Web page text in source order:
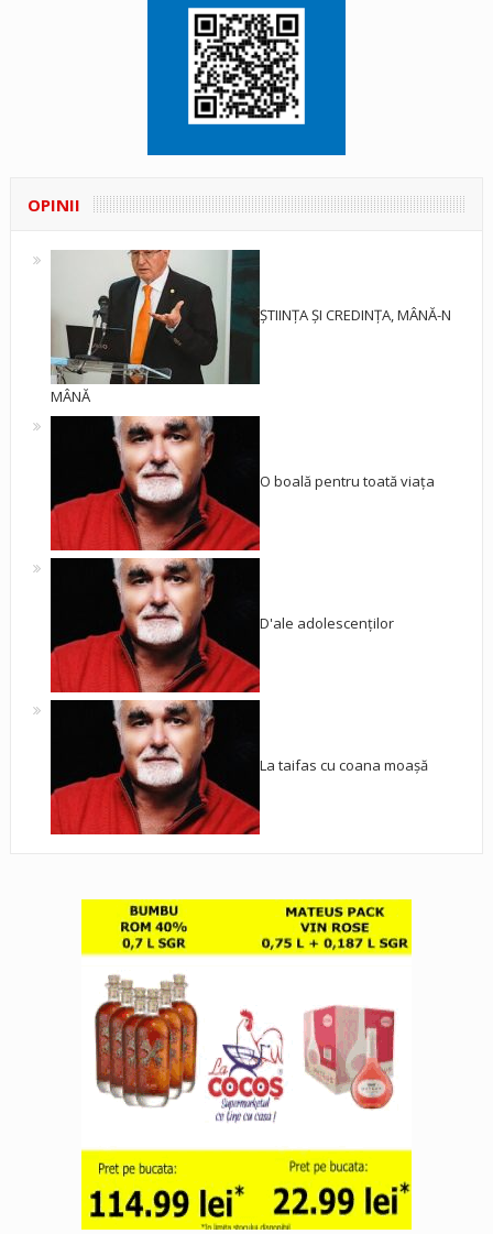
OPINII
ȘTIINȚA ȘI CREDINȚA, MÂNĂ-N
MÂNĂ
O boală pentru toată viața
D'ale adolescenților
La taifas cu coana moașă